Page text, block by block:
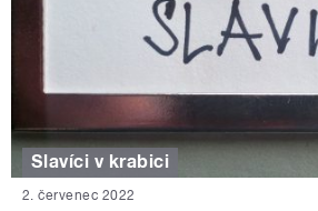
Slavíci v krabici
2. červenec 2022